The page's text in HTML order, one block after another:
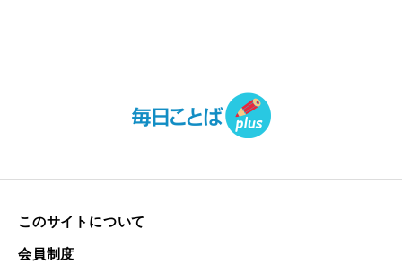
このサイトについて
会員制度